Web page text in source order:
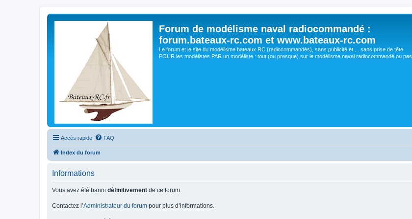
Forum de modélisme naval radiocommandé :
forum.bateaux-rc.com et www.bateaux-rc.com
Le forum et le site du modélisme bateaux RC (radiocommandés), sans publicité et ... sans prise de tête.
POUR les modélistes PAR un modéliste : tout (ou presque) sur le modélisme naval radiocommandé ou pas.
Accès rapide FAQ
Index du forum
Informations
Vous avez été banni définitivement de ce forum.
Contactez l’Administrateur du forum pour plus d’informations.